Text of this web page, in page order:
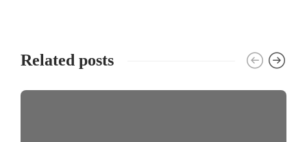
Related posts